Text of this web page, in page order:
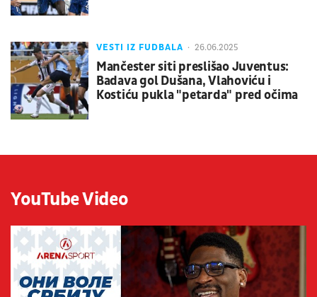
VESTI IZ FUDBALA 26.06.2025
Mančester siti preslišao Juventus:
Badava gol Dušana, Vlahoviću i
Kostiću pukla "petarda" pred očima
YouTube Video